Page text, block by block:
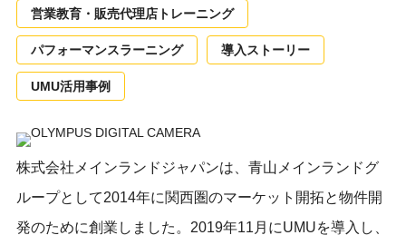
営業教育・販売代理店トレーニング
パフォーマンスラーニング 導入ストーリー
UMU活用事例
株式会社メインランドジャパンは、青山メインランドグ
ループとして2014年に関西圏のマーケット開拓と物件開
発のために創業しました。2019年11月にUMUを導入し、